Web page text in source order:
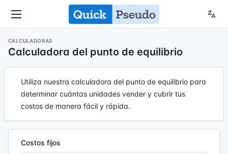
CALCULADORAS
Calculadora del punto de equilibrio
Utiliza nuestra calculadora del punto de equilibrio para
determinar cuántas unidades vender y cubrir tus
costos de manera fácil y rápida.
Costos fijos